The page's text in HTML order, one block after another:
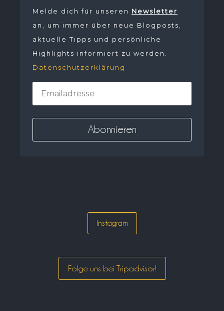
Melde dich für unseren Newsletter
an, um immer über neue Blogposts,
aktuelle Tipps und persönliche
Highlights informiert zu werden.
Datenschutzerklärung
Instagram
Folge uns bei Tripadvisor!